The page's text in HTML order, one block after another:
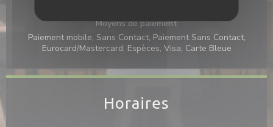
Moyens de paiement
Paiement mobile, Sans Contact, Paiement Sans Contact,
Eurocard/Mastercard, Espèces, Visa, Carte Bleue
Horaires